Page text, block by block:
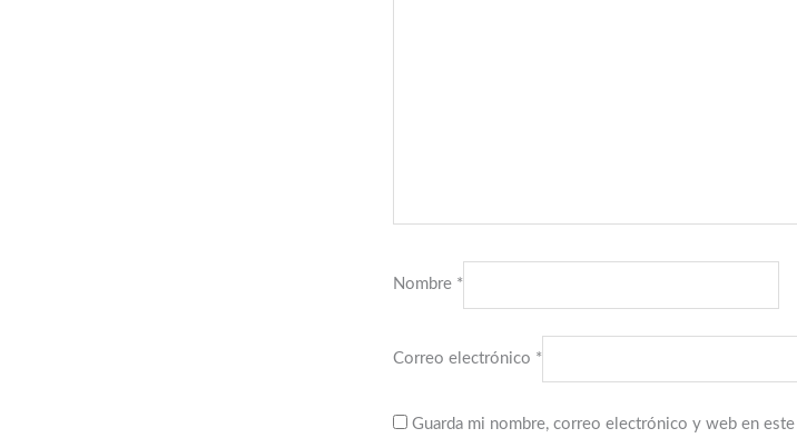
Nombre *
Correo electrónico *
Guarda mi nombre, correo electrónico y web en